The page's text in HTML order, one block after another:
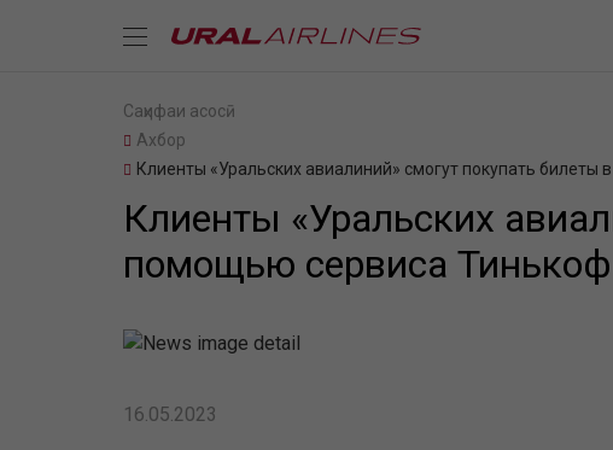
Саҳифаи асосӣ
Ахбор
Клиенты «Уральских авиалиний» смогут покупать
Клиенты «Уральских
помощью сервиса
16.05.2023